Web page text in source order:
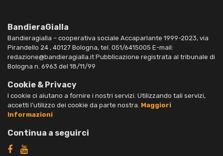
BandieraGialla
Bandieragialla – cooperativa sociale Accaparlante 1999-2023, via
Pirandello 24 , 40127 Bologna, tel. 051/6415005 E-mail:
redazione@bandieragialla.it Pubblicazione registrata al tribunale di
Bologna n. 6963 del 18/11/99
Cookie & Privacy
I cookie ci aiutano a fornire i nostri servizi. Utilizzando tali servizi,
accetti l’utilizzo dei cookie da parte nostra. Maggiori
Informazioni
Continua a seguirci